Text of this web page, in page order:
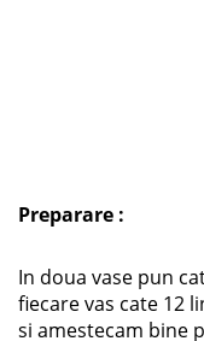
Preparare :
In doua vase pun
fiecare vas cate 12
si amestecam bine